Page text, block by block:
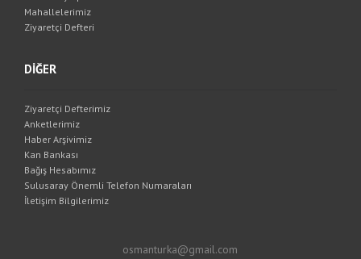
Mahallelerimiz
Ziyaretçi Defteri
DİĞER
Ziyaretçi Defterimiz
Anketlerimiz
Haber Arşivimiz
Kan Bankası
Bağış Hesabımız
Sulusaray Önemli Telefon Numaraları
İletişim Bilgilerimiz
osmanturka@gmail.com